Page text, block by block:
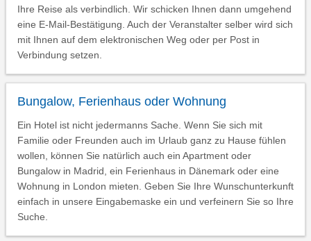
Ihre Reise als verbindlich. Wir schicken Ihnen dann umgehend
eine E-Mail-Bestätigung. Auch der Veranstalter selber wird sich
mit Ihnen auf dem elektronischen Weg oder per Post in
Verbindung setzen.
Bungalow, Ferienhaus oder Wohnung
Ein Hotel ist nicht jedermanns Sache. Wenn Sie sich mit
Familie oder Freunden auch im Urlaub ganz zu Hause fühlen
wollen, können Sie natürlich auch ein Apartment oder
Bungalow in Madrid, ein Ferienhaus in Dänemark oder eine
Wohnung in London mieten. Geben Sie Ihre Wunschunterkunft
einfach in unsere Eingabemaske ein und verfeinern Sie so Ihre
Suche.